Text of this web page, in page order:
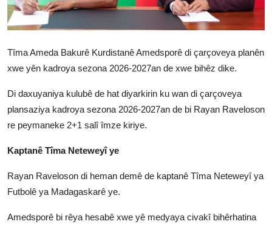
Türkçe Kurdi
Tîma Ameda Bakurê Kurdistanê Amedsporê di çarçoveya planên
xwe yên kadroya sezona 2026-2027an de xwe bihêz dike.
Di daxuyaniya kulubê de hat diyarkirin ku wan di çarçoveya
plansaziya kadroya sezona 2026-2027an de bi Rayan Raveloson
re peymaneke 2+1 salî îmze kiriye.
Kaptanê Tîma Neteweyî ye
Rayan Raveloson di heman demê de kaptanê Tîma Neteweyî ya
Futbolê ya Madagaskarê ye.
Amedsporê bi rêya hesabê xwe yê medyaya civakî bihêrhatina